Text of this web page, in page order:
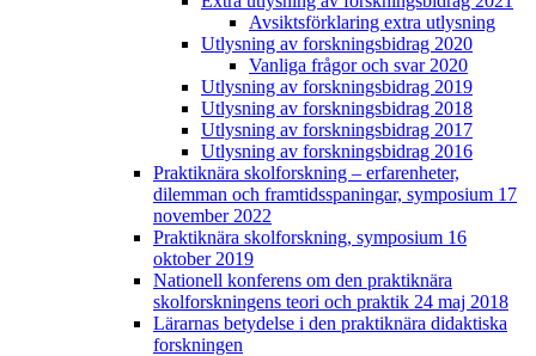
Avsiktsförklaring extra utlysning
Utlysning av forskningsbidrag 2020
Vanliga frågor och svar 2020
Utlysning av forskningsbidrag 2019
Utlysning av forskningsbidrag 2018
Utlysning av forskningsbidrag 2017
Utlysning av forskningsbidrag 2016
Praktiknära skolforskning – erfarenheter,
dilemman och framtidsspaningar, symposium 17
november 2022
Praktiknära skolforskning, symposium 16
oktober 2019
Nationell konferens om den praktiknära
skolforskningens teori och praktik 24 maj 2018
Lärarnas betydelse i den praktiknära didaktiska
forskningen